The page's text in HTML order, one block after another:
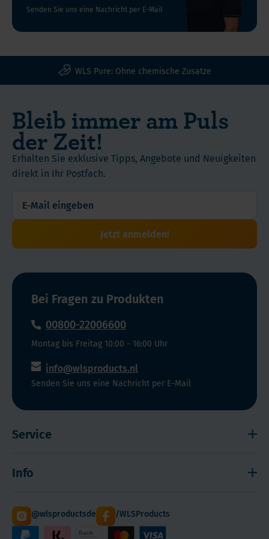
Senden Sie uns eine Nachricht per E-Mail
WLS Pure: Ohne chemische Zusatze
Bleib immer am Puls
der Zeit!
Erhalten Sie exklusive Tipps, Angebote und Neuigkeiten
direkt in Ihr Postfach.
Jetzt anmelden!
Bei Fragen zu Produkten
00800-22006600
Montag bis Freitag 10:00 - 16:00 Uhr
info@wlsproducts.nl
Senden Sie uns eine Nachricht per E-Mail
Service
Sitemap
Info
Staffelrabatt
@wlsproductsde /WLSProducts